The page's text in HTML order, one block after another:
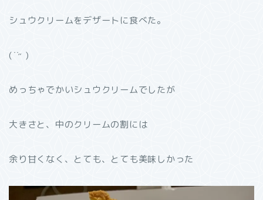
シュウクリームをデザートに食べた。
( ̇ ̇˶ )
めっちゃでかいシュウクリームでしたが
大きさと、中のクリームの割には
余り甘くなく、とても、とても美味しかった